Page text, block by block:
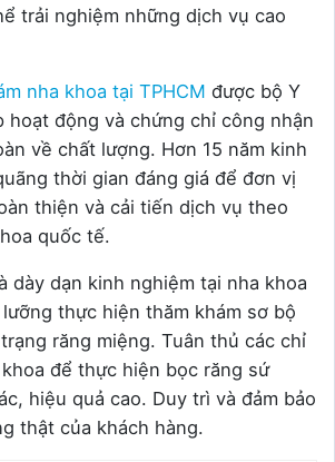
trải nghiệm những dịch vụ cao
nha khoa tại TPHCM được bộ Y
hoạt động và chứng chỉ công nhận
về chất lượng. Hơn 15 năm kinh
thời gian đáng giá để đơn vị
thiện và cải tiến dịch vụ theo
quốc tế.
dày dạn kinh nghiệm tại nha khoa
thực hiện thăm khám sơ bộ
răng miệng. Tuân thủ các chỉ
để thực hiện bọc răng sứ
hiệu quả cao. Duy trì và đảm bảo
thật của khách hàng.